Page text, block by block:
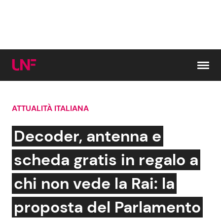
Cerca:
News e Cronaca
Attualità Italiana
Gossip e TV
Bellezze VIP
Coppie VIP
ATTUALITÀ ITALIANA
Decoder, antenna e
scheda gratis in regalo a
chi non vede la Rai: la
proposta del Parlamento